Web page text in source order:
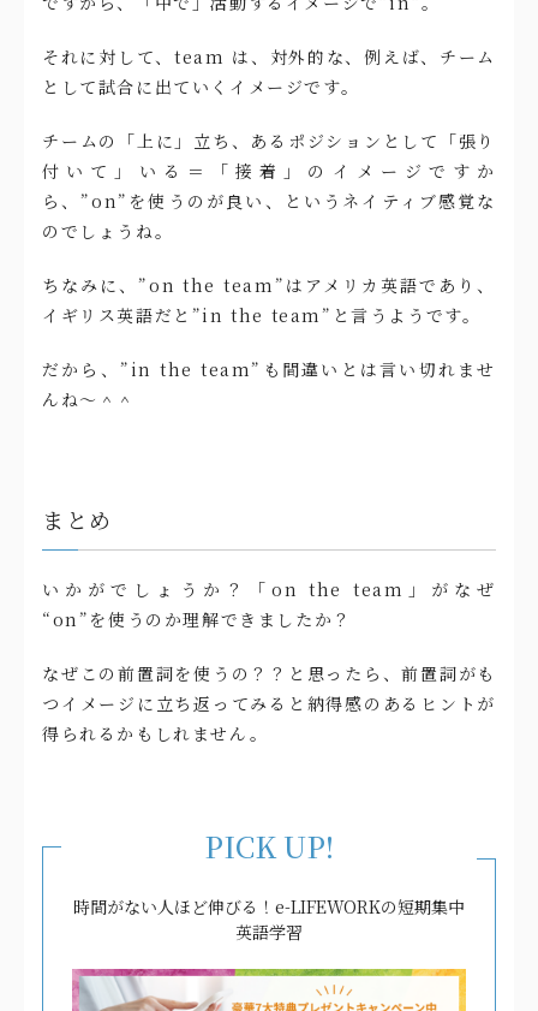
それに対して、team は、対外的な、例えば、チーム
として試合に出ていくイメージです。
チームの「上に」立ち、あるポジションとして「張り
付いて」いる＝「接着」のイメージですか
ら、”on”を使うのが良い、というネイティブ感覚な
のでしょうね。
ちなみに、”on the team”はアメリカ英語であり、
イギリス英語だと”in the team”と言うようです。
だから、”in the team”も間違いとは言い切れませ
んね〜＾＾
まとめ
いかがでしょうか？「on the team」がなぜ
“on”を使うのか理解できましたか？
なぜこの前置詞を使うの？？と思ったら、前置詞がも
つイメージに立ち返ってみると納得感のあるヒントが
得られるかもしれません。
PICK UP!
時間がない人ほど伸びる！e-LIFEWORKの短期集中
英語学習